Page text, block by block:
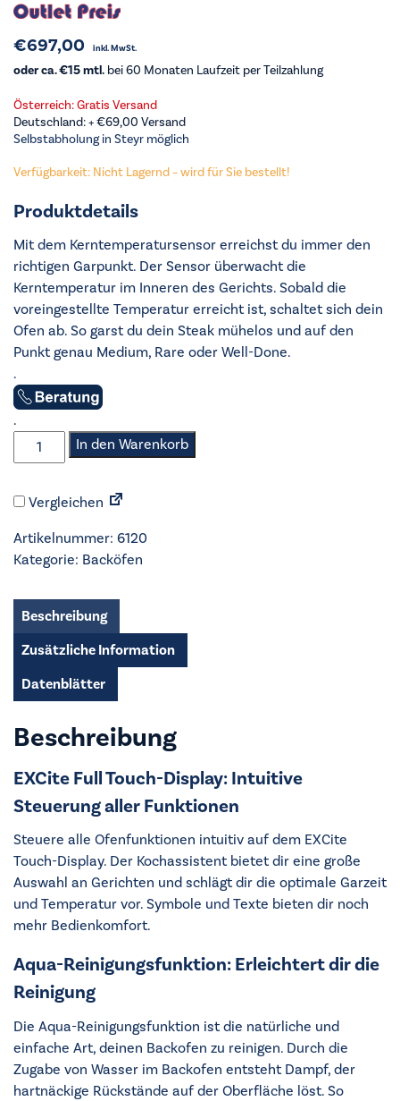
€697,00 inkl. MwSt.
oder ca. €15 mtl. bei 60 Monaten Laufzeit per Teilzahlung
Österreich: Gratis Versand
Deutschland: +€69,00 Versand
Selbstabholung in Steyr möglich
Verfügbarkeit: Nicht Lagernd – wird für Sie bestellt!
Produktdetails
Mit dem Kerntemperatursensor erreichst du immer den
richtigen Garpunkt. Der Sensor überwacht die
Kerntemperatur im Inneren des Gerichts. Sobald die
voreingestellte Temperatur erreicht ist, schaltet sich dein
Ofen ab. So garst du dein Steak mühelos und auf den
Punkt genau Medium, Rare oder Well-Done.
.
.
AEG
-
-
Menge
In den Warenkorb
Vergleichen
Artikelnummer: 6120
Kategorie: Backöfen
Beschreibung
Zusätzliche Information
Datenblätter
Beschreibung
EXCite Full Touch-Display: Intuitive
Steuerung aller Funktionen
Steuere alle Ofenfunktionen intuitiv auf dem EXCite
Touch-Display. Der Kochassistent bietet dir eine große
Auswahl an Gerichten und schlägt dir die optimale Garzeit
und Temperatur vor. Symbole und Texte bieten dir noch
mehr Bedienkomfort.
Aqua-Reinigungsfunktion: Erleichtert dir die
Reinigung
Die Aqua-Reinigungsfunktion ist die natürliche und
einfache Art, deinen Backofen zu reinigen. Durch die
Zugabe von Wasser im Backofen entsteht Dampf, der
hartnäckige Rückstände auf der Oberfläche löst. So